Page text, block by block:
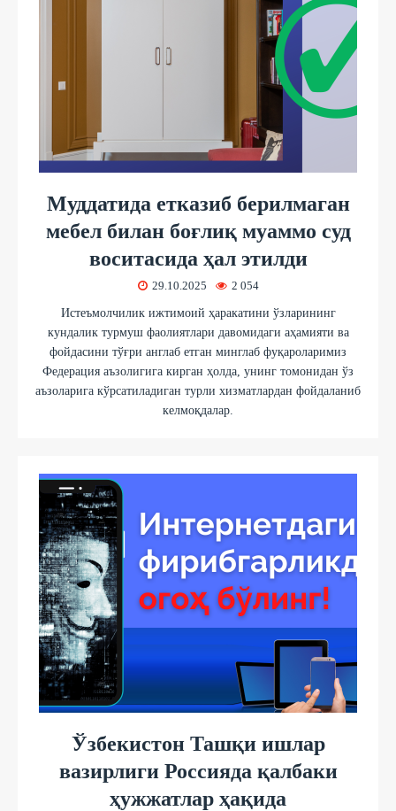
Муддатида етказиб берилмаган
мебел билан боғлиқ муаммо суд
воситасида ҳал этилди
29.10.2025 2 054
Истеъмолчилик ижтимоий ҳаракатини ўзларининг
кундалик турмуш фаолиятлари давомидаги аҳамияти ва
фойдасини тўғри англаб етган минглаб фуқароларимиз
Федерация аъзолигига кирган ҳолда, унинг томонидан ўз
аъзоларига кўрсатиладиган турли хизматлардан фойдаланиб
келмоқдалар.
Ўзбекистон Ташқи ишлар
вазирлиги Россияда қалбаки
ҳужжатлар ҳақида